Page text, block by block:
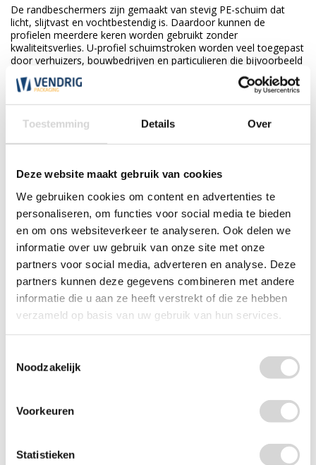
Toestemming Details Over
Deze website maakt gebruik van cookies
We gebruiken cookies om content en advertenties te
personaliseren, om functies voor social media te bieden
en om ons websiteverkeer te analyseren. Ook delen we
informatie over uw gebruik van onze site met onze
partners voor social media, adverteren en analyse. Deze
partners kunnen deze gegevens combineren met andere
informatie die u aan ze heeft verstrekt of die ze hebben
verzameld op basis van uw gebruik van hun services.
Noodzakelijk
Voorkeuren
Statistieken
De randbeschermers zijn gemaakt van stevig PE-schuim dat
licht, slijtvast en vochtbestendig is. Daardoor kunnen de
profielen meerdere keren worden gebruikt zonder
kwaliteitsverlies. U-profiel schuimstroken worden veel toegepast
door verhuizers, bouwbedrijven en particulieren die bijvoorbeeld
tafelranden of meubels willen beschermen tegen stoten,
krassen en transportschade.
Grotere hoeveelheden nodig?
Producten uit dezelfde categorie